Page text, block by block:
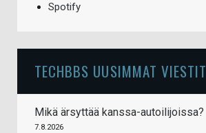
Spotify
TECHBBS UUSIMMAT VIESTIT
Mikä ärsyttää kanssa-autoilijoissa?
7.8.2026